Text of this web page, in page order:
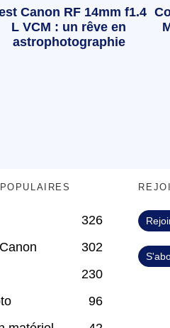
Canon RF 14mm f1.4
L VCM : un rêve en
astrophotographie
326
302
230
96